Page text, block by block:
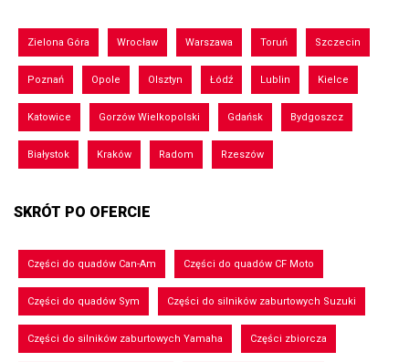
Zielona Góra Wrocław Warszawa Toruń Szczecin
Poznań Opole Olsztyn Łódź Lublin Kielce
Katowice Gorzów Wielkopolski Gdańsk Bydgoszcz
Białystok Kraków Radom Rzeszów
SKRÓT PO OFERCIE
Części do quadów Can-Am Części do quadów CF Moto
Części do quadów Sym Części do silników zaburtowych Suzuki
Części do silników zaburtowych Yamaha Części zbiorcza